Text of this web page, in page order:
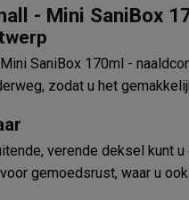
- Mini SaniBox
SaniBox 170ml -
zodat u het
verende deksel kunt
gemoedsrust, waar u